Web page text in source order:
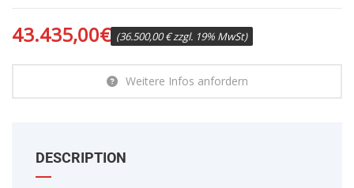
43.435,00€ (36.500,00 € zzgl. 19% MwSt)
Weitere Infos anfordern
DESCRIPTION